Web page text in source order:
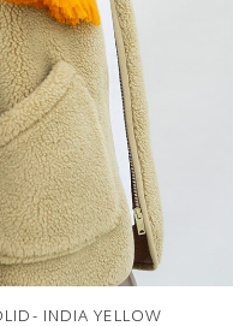
INDIA YELLOW